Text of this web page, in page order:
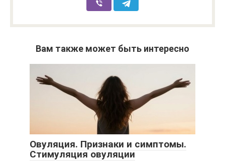
Вам также может быть интересно
Овуляция. Признаки и симптомы.
Стимуляция овуляции